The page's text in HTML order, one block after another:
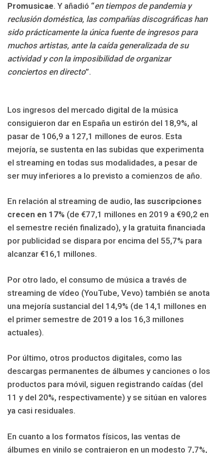
Promusicae. Y añadió “en tiempos de pandemia y
reclusión doméstica, las compañías discográficas han
sido prácticamente la única fuente de ingresos para
muchos artistas, ante la caída generalizada de su
actividad y con la imposibilidad de organizar
conciertos en directo”.
Los ingresos del mercado digital de la música
consiguieron dar en España un estirón del 18,9%, al
pasar de 106,9 a 127,1 millones de euros. Esta
mejoría, se sustenta en las subidas que experimenta
el streaming en todas sus modalidades, a pesar de
ser muy inferiores a lo previsto a comienzos de año.
En relación al streaming de audio, las suscripciones
crecen en 17% (de €77,1 millones en 2019 a €90,2 en
el semestre recién finalizado), y la gratuita financiada
por publicidad se dispara por encima del 55,7% para
alcanzar €16,1 millones.
Por otro lado, el consumo de música a través de
streaming de vídeo (YouTube, Vevo) también se anota
una mejoría sustancial del 14,9% (de 14,1 millones en
el primer semestre de 2019 a los 16,3 millones
actuales).
Por último, otros productos digitales, como las
descargas permanentes de álbumes y canciones o los
productos para móvil, siguen registrando caídas (del
11 y del 20%, respectivamente) y se sitúan en valores
ya casi residuales.
En cuanto a los formatos físicos, las ventas de
álbumes en vinilo se contrajeron en un modesto 7,7%,